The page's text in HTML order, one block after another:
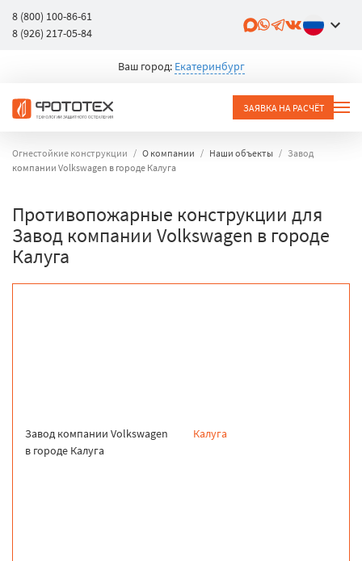
8 (800) 100-86-61
8 (926) 217-05-84
Ваш город: Екатеринбург
ЗАЯВКА НА РАСЧЁТ
Огнестойкие конструкции О компании Наши объекты
Завод
компании Volkswagen в городе Калуга
Противопожарные конструкции для
Завод компании Volkswagen в городе
Калуга
Завод компании Volkswagen
в городе Калуга
Калуга